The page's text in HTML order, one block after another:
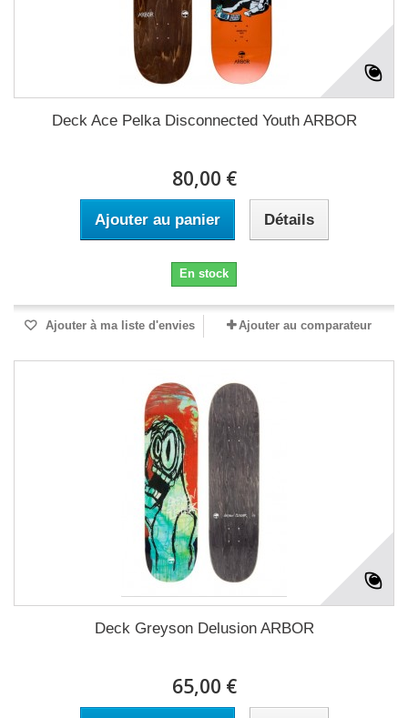
Deck Ace Pelka Disconnected Youth ARBOR
80,00 €
Ajouter au panier Détails
En stock
Ajouter à ma liste d'envies Ajouter au comparateur
Deck Greyson Delusion ARBOR
65,00 €